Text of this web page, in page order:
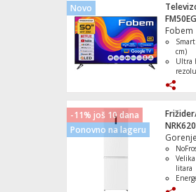
Novo
Fobem
cm)
Ultra
-11% još 10 dana
Ponovno na lageru
Gorenje
litara